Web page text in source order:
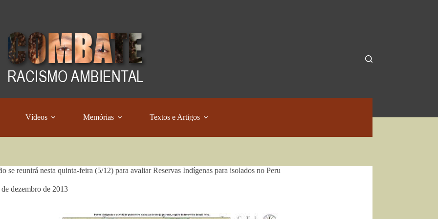
Vídeos Memórias Textos e Artigos
se reunirá nesta quinta-feira (5/12) para avaliar Reservas Indígenas para isolados no Peru
dezembro de 2013